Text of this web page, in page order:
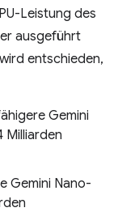
Leistung des
ausgeführt
entschieden,
Gemini
Milliarden
Gemini Nano-